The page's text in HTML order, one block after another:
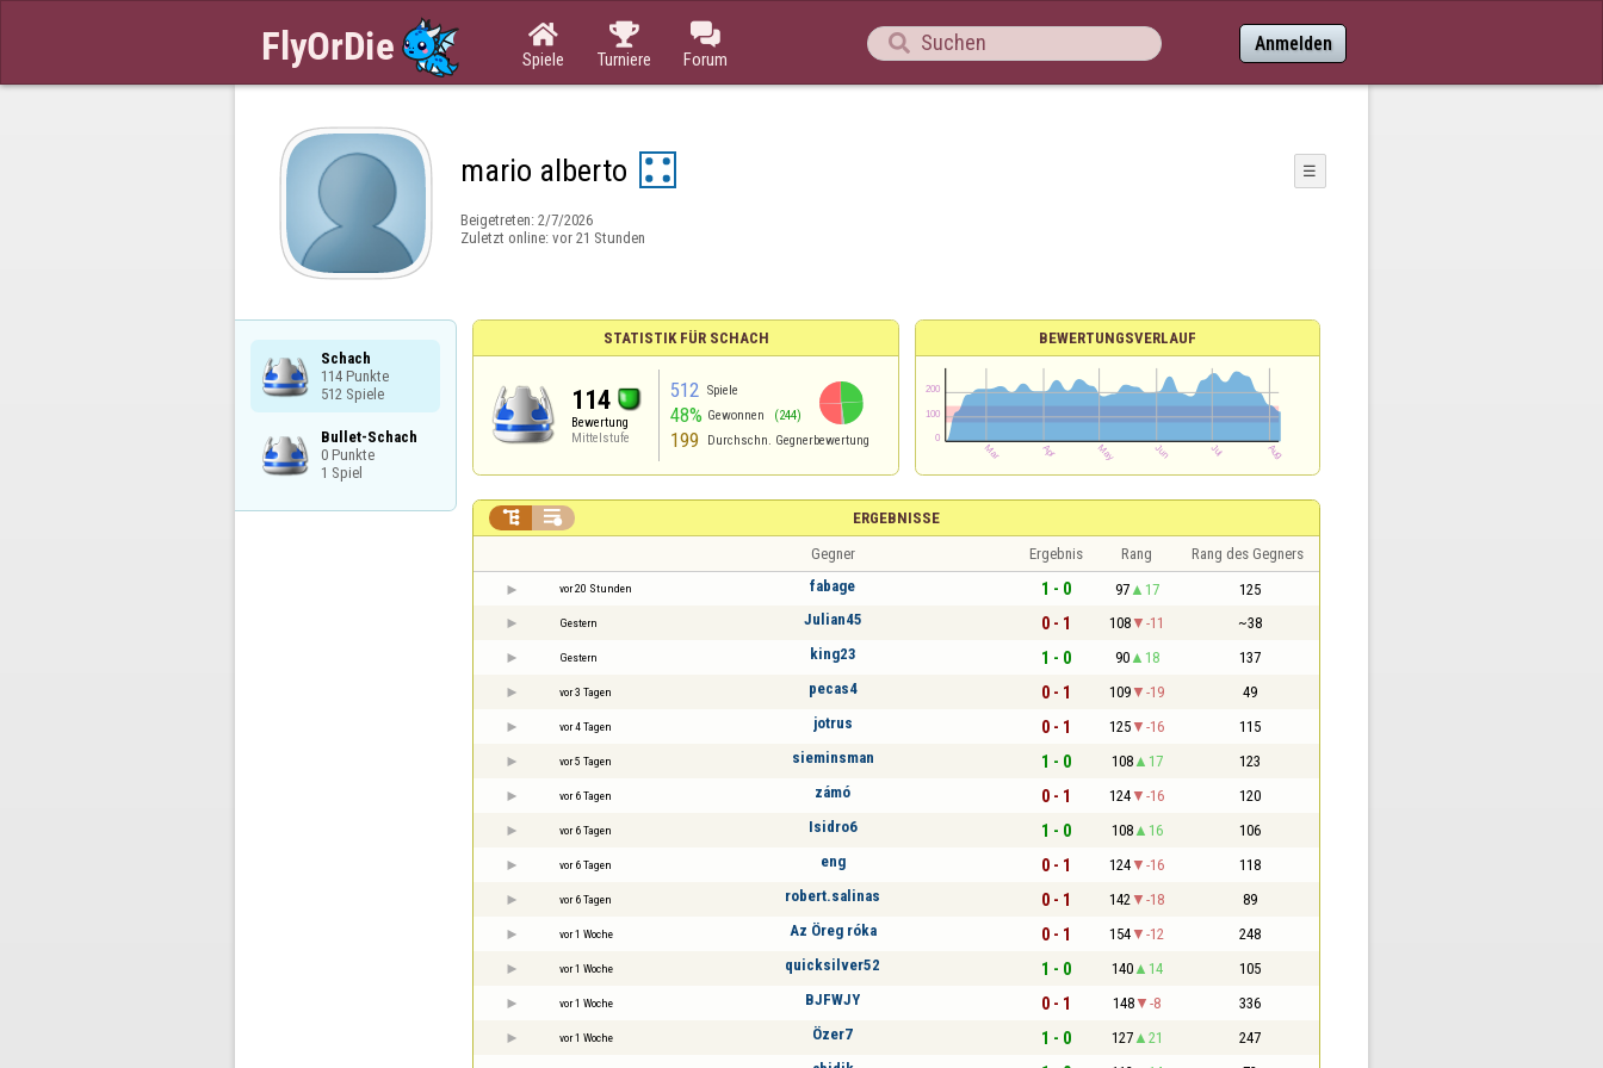

Spiele

Turniere

Forum
 Anmelden
mario alberto ☰
Beigetreten: 2/7/2026
Zuletzt online: vor 21 Stunden
Schach
114 Punkte
512 Spiele
Bullet-Schach
0 Punkte
1 Spiel
STATISTIK FÜR SCHACH
114
Bewertung
Mittelstufe
512 Spiele
48% Gewonnen (244)
199 Durchschn. Gegnerbewertung
BEWERTUNGSVERLAUF
ERGEBNISSE
 
Gegner Ergebnis Rang Rang des Gegners
vor 20 Stunden fabage 1 - 0 97 17 125
Gestern Julian45 0 - 1 108 -11 ~38
Gestern king23 1 - 0 90 18 137
vor 3 Tagen pecas4 0 - 1 109 -19 49
vor 4 Tagen jotrus 0 - 1 125 -16 115
vor 5 Tagen sieminsman 1 - 0 108 17 123
vor 6 Tagen zámó 0 - 1 124 -16 120
vor 6 Tagen Isidro6 1 - 0 108 16 106
vor 6 Tagen eng 0 - 1 124 -16 118
vor 6 Tagen robert.salinas 0 - 1 142 -18 89
vor 1 Woche Az Öreg róka 0 - 1 154 -12 248
vor 1 Woche quicksilver52 1 - 0 140 14 105
vor 1 Woche BJFWJY 0 - 1 148 -8 336
vor 1 Woche Özer7 1 - 0 127 21 247